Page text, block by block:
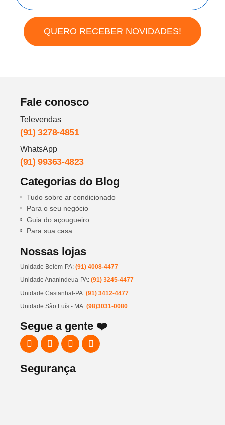
QUERO RECEBER NOVIDADES!
Fale conosco
Televendas
(91) 3278-4851
WhatsApp
(91) 99363-4823
Categorias do Blog
Tudo sobre ar condicionado
Para o seu negócio
Guia do açougueiro
Para sua casa
Nossas lojas
Unidade Belém-PA: (91) 4008-4477
Unidade Ananindeua-PA: (91) 3245-4477
Unidade Castanhal-PA: (91) 3412-4477
Unidade São Luís - MA: (98)3031-0080
Segue a gente ❤️
Segurança